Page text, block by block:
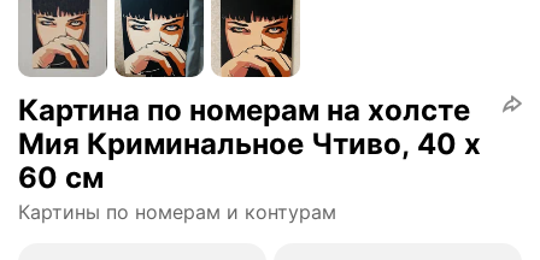
Картина по номерам на холсте
Мия Криминальное Чтиво, 40 х
60 см
Картины по номерам и контурам